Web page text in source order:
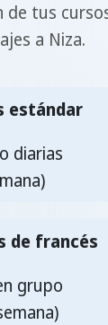
de tus
a Niza.
estándar
diarias
de francés
grupo